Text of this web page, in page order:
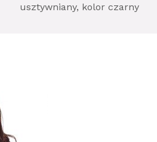
usztywniany, kolor czarny